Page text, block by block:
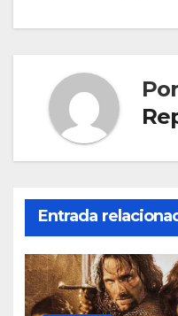
Por
Entrada